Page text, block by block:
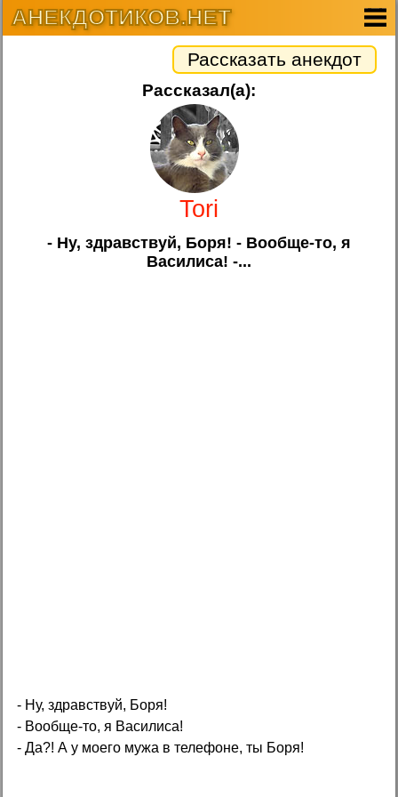
АНЕКДОТИКОВ.НЕТ
Рассказать анекдот
Рассказал(а):
Tori
- Ну, здравствуй, Боря! - Вообще-то, я
Василиса! -...
- Ну, здравствуй, Боря!
- Вообще-то, я Василиса!
- Да?! А у моего мужа в телефоне, ты Боря!